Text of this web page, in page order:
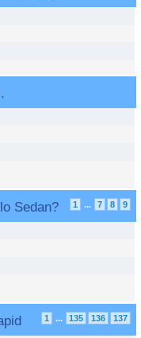
Sedan? 1 ... 7 8 9
1 ... 135 136 137